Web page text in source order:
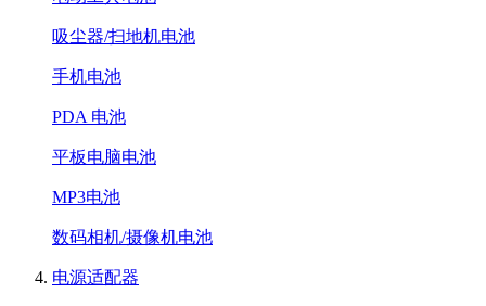
吸尘器/扫地机电池
手机电池
PDA 电池
平板电脑电池
MP3电池
数码相机/摄像机电池
电源适配器